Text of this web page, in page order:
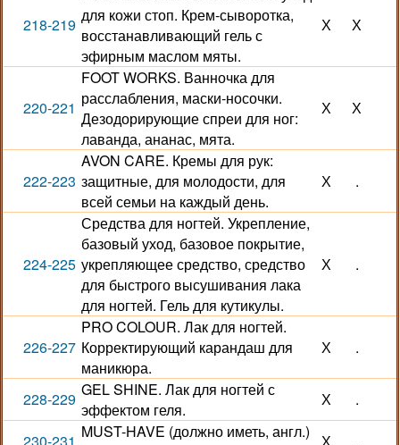
218-219 для кожи стоп. Крем-сыворотка,
восстанавливающий гель с
эфирным маслом мяты.
Х Х
220-221
FOOT WORKS. Ванночка для
расслабления, маски-носочки.
Дезодорирующие спреи для ног:
лаванда, ананас, мята.
Х Х
222-223
AVON CARE. Кремы для рук:
защитные, для молодости, для
всей семьи на каждый день.
Х .
224-225
Средства для ногтей. Укрепление,
базовый уход, базовое покрытие,
укрепляющее средство, средство
для быстрого высушивания лака
для ногтей. Гель для кутикулы.
Х .
226-227
PRO COLOUR. Лак для ногтей.
Корректирующий карандаш для
маникюра.
Х .
228-229 GEL SHINE. Лак для ногтей с
эффектом геля.
Х .
MUST-HAVE (должно иметь, англ.)